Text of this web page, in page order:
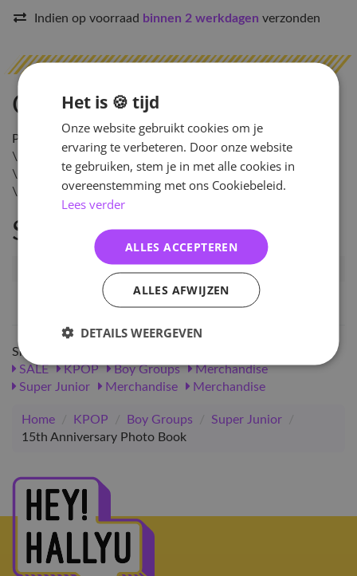
Indien op voorraad binnen 2 werkdagen verzonden
Omschrijving
Pre-order tot: 16 nov
\nRelease datum: 30 dec
\nVerwachte leverdatum: 15 jan 2021
\n
Specificaties
7142
1000000071429
Shop meer
SALE
KPOP Boy Groups
Merchandise
Super Junior
Merchandise Merchandise
Home / KPOP / Boy Groups / Super Junior
/
15th Anniversary Photo Book
Het is 🍪 tijd
Onze website gebruikt cookies om je
ervaring te verbeteren. Door onze website
te gebruiken, stem je in met alle cookies in
overeenstemming met ons Cookiebeleid.
Lees verder
ALLES ACCEPTEREN
ALLES AFWIJZEN
DETAILS WEERGEVEN